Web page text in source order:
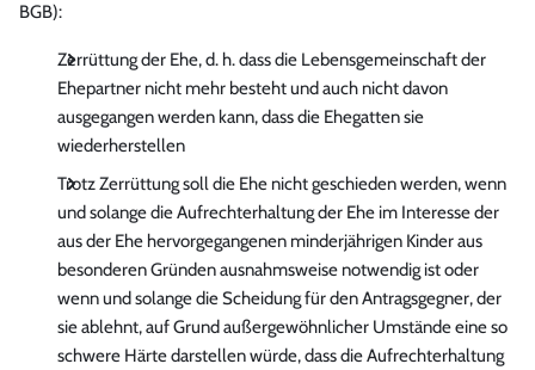
BGB):
Zerrüttung der Ehe, d. h. dass die Lebensgemeinschaft der
Ehepartner nicht mehr besteht und auch nicht davon
ausgegangen werden kann, dass die Ehegatten sie
wiederherstellen
Trotz Zerrüttung soll die Ehe nicht geschieden werden, wenn
und solange die Aufrechterhaltung der Ehe im Interesse der
aus der Ehe hervorgegangenen minderjährigen Kinder aus
besonderen Gründen ausnahmsweise notwendig ist oder
wenn und solange die Scheidung für den Antragsgegner, der
sie ablehnt, auf Grund außergewöhnlicher Umstände eine so
schwere Härte darstellen würde, dass die Aufrechterhaltung